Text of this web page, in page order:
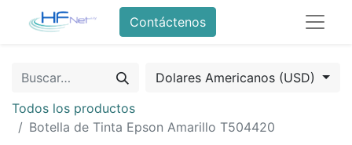
Contáctenos
Dolares Americanos (USD)
Todos los productos
Botella de Tinta Epson Amarillo T504420